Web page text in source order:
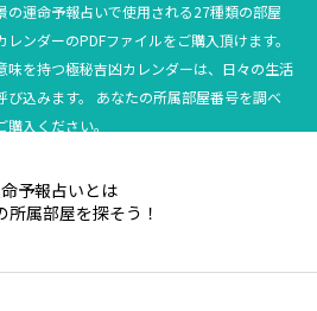
の運命予報占いで使用される27種類の部屋
レンダーのPDFファイルをご購入頂けます。
味を持つ極秘吉凶カレンダーは、日々の生活
び込みます。 あなたの所属部屋番号を調べ
購入ください。
予報占いとは
所属部屋を探そう！